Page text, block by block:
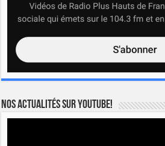
Nos actualités sur YOUTUBE!